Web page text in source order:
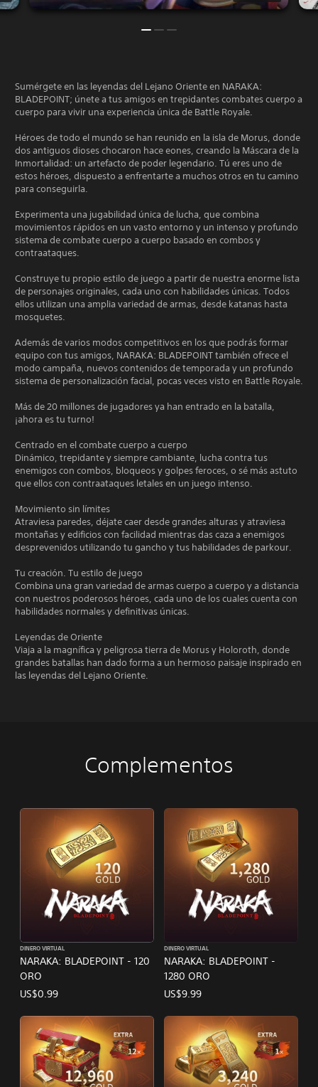
Sumérgete en las leyendas del Lejano Oriente en NARAKA:
BLADEPOINT; únete a tus amigos en trepidantes combates cuerpo a
cuerpo para vivir una experiencia única de Battle Royale.
Héroes de todo el mundo se han reunido en la isla de Morus, donde
dos antiguos dioses chocaron hace eones, creando la Máscara de la
Inmortalidad: un artefacto de poder legendario. Tú eres uno de
estos héroes, dispuesto a enfrentarte a muchos otros en tu camino
para conseguirla.
Experimenta una jugabilidad única de lucha, que combina
movimientos rápidos en un vasto entorno y un intenso y profundo
sistema de combate cuerpo a cuerpo basado en combos y
contraataques.
Construye tu propio estilo de juego a partir de nuestra enorme lista
de personajes originales, cada uno con habilidades únicas. Todos
ellos utilizan una amplia variedad de armas, desde katanas hasta
mosquetes.
Además de varios modos competitivos en los que podrás formar
equipo con tus amigos, NARAKA: BLADEPOINT también ofrece el
modo campaña, nuevos contenidos de temporada y un profundo
sistema de personalización facial, pocas veces visto en Battle Royale.
Más de 20 millones de jugadores ya han entrado en la batalla,
¡ahora es tu turno!
Centrado en el combate cuerpo a cuerpo
Dinámico, trepidante y siempre cambiante, lucha contra tus
enemigos con combos, bloqueos y golpes feroces, o sé más astuto
que ellos con contraataques letales en un juego intenso.
Movimiento sin límites
Atraviesa paredes, déjate caer desde grandes alturas y atraviesa
montañas y edificios con facilidad mientras das caza a enemigos
desprevenidos utilizando tu gancho y tus habilidades de parkour.
Tu creación. Tu estilo de juego
Combina una gran variedad de armas cuerpo a cuerpo y a distancia
con nuestros poderosos héroes, cada uno de los cuales cuenta con
habilidades normales y definitivas únicas.
Leyendas de Oriente
Viaja a la magnífica y peligrosa tierra de Morus y Holoroth, donde
grandes batallas han dado forma a un hermoso paisaje inspirado en
las leyendas del Lejano Oriente.
Complementos
NARAKA: BLADEPOINT - 120
ORO
DINERO VIRTUAL
US$0.99
NARAKA: BLADEPOINT -
1280 ORO
DINERO VIRTUAL
US$9.99